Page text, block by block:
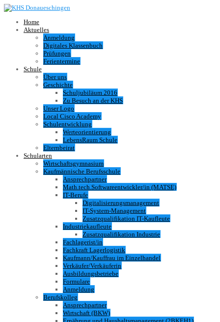
Home
Aktuelles
Anmeldung
Digitales Klassenbuch
Prüfungen
Ferientermine
Schule
Über uns
Geschichte
Schuljubiläum 2016
Zu Besuch an der KHS
Unser Logo
Local Cisco Academy
Schulentwicklung
Werteorientierung
LebensRaum Schule
Elternbeirat
Schularten
Wirtschaftsgymnasium
Kaufmännische Berufsschule
Ansprechpartner
Math.tech.Softwareentwickler/in (MATSE)
IT-Berufe
Digitalisierungsmanagement
IT-System-Management
Zusatzqualifikation IT-Kaufleute
Industriekaufleute
Zusatzqualifikation Industrie
Fachlagerist/in
Fachkraft Lagerlogistik
Kaufmann/Kauffrau im Einzelhandel
Verkäufer/Verkäuferin
Ausbildungsbetriebe
Formulare
Anmeldung
Berufskolleg
Ansprechpartner
Wirtschaft (BKW)